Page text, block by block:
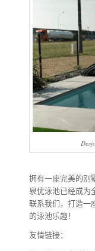
拥有一座完美的别
泉优泳池已经成为
联系我们，打造一
的泳池乐趣！
友情链接：